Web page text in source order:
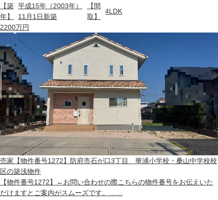
【築
年】
平成15年（2003年）
11月1日新築
【間
取】
4LDK
2200万円
売家 【物件番号1272】防府市石が口3丁目 華浦小学校・桑山中学校校
区の築浅物件
【物件番号1272】←お問い合わせの際こちらの物件番号をお伝えいた
だけますとご案内がスムーズです。……